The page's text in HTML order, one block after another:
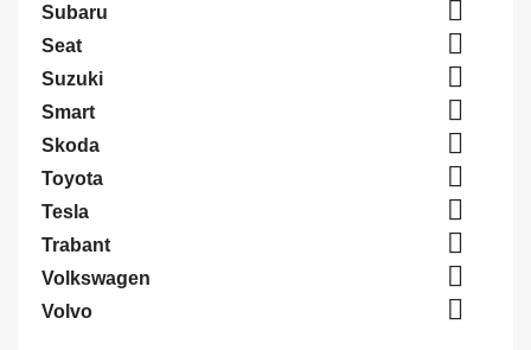
Subaru 
Seat 
Suzuki 
Smart 
Skoda 
Toyota 
Tesla 
Trabant 
Volkswagen 
Volvo 